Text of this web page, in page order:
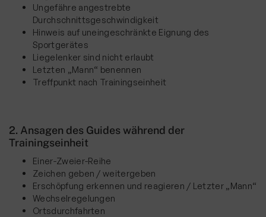
Ungefähre angestrebte
Durchschnittsgeschwindigkeit
Hinweis auf uneingeschränkte Eignung des
Sportgerätes
Liegelenker sind nicht erlaubt
Letzten „Mann“ benennen
Treffpunkt nach Trainingseinheit
2. Ansagen des Guides während der
Trainingseinheit
Einer-Zweier-Reihe
Zeichen geben / weitergeben
Erschöpfung erkennen und reagieren / Letzter „Mann“
Wechselregelungen
Ortsdurchfahrten
Trainingszeiten
23. Radmarathon 3. Graveltour 26. 4. 2026
Trainingsausfahrten
Saisoneröffnung Rennrad
Bildergalerie
Unsere PTF's
Guiding
Wer ist meine Guide